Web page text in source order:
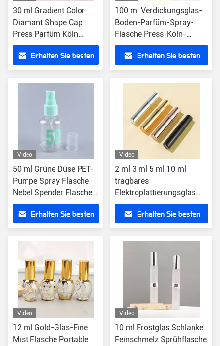
30 ml Gradient Color
Diamant Shape Cap
Press Parfüm Köln
Sprühflasche
Erhalten Sie besten
100 ml Verdickungsglas-
Boden-Parfüm-Spray-
Flasche Press-Köln-
Atomizer-Flasche
Erhalten Sie besten
Video
50 ml Grüne Düse PET-
Pumpe Spray Flasche
Nebel Spender Flasche
Für Toner Hydrosol
Erhalten Sie besten
Video
2 ml 3 ml 5 ml 10 ml
tragbares
Elektroplattierungsglas
Feinschmelz
Parfümsprühflasche
Großhandel
Erhalten Sie besten
Video
12 ml Gold-Glas-Fine
Mist Flasche Portable
Video
10 ml Frostglas Schlanke
Feinschmelz Sprühflasche